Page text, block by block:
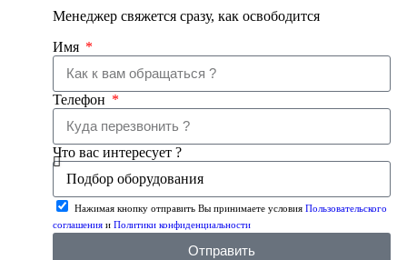
Менеджер свяжется сразу, как освободится
Имя
Телефон
Что вас интересует ?
Нажимая кнопку отправить Вы принимаете условия Пользовательского
соглашения и Политики конфиденциальности
Отправить